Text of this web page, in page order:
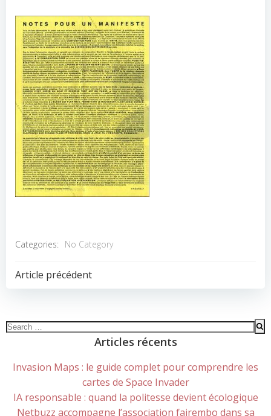
Categories: No Category
POST
Article précédent
Search
Articles récents
Invasion Maps : le guide complet pour comprendre les
cartes de Space Invader
IA responsable : quand la politesse devient écologique
Netbuzz accompagne l’association fairembo dans sa